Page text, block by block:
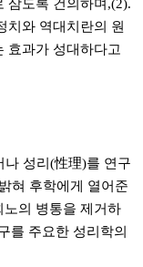
삼도록 건의하며,(2).
치와 역대치란의 원
효과가 성대하다고
나 성리(性理)를 연구
혀 후학에게 열어준
노의 병통을 제거하
를 주요한 성리학의